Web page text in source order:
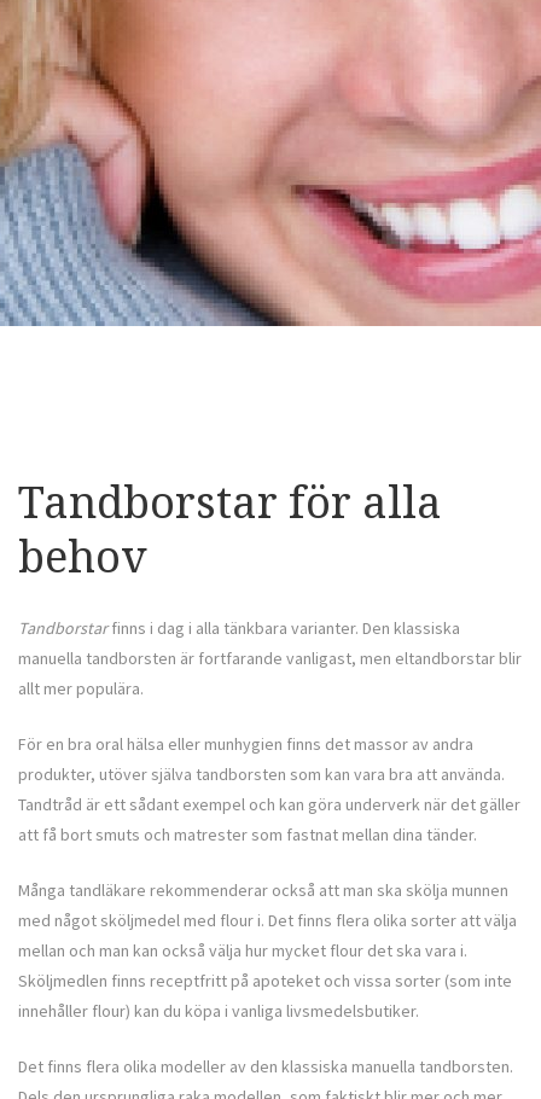
Tandborstar för alla
behov
Tandborstarfinns i dag i alla tänkbara varianter. Den klassiska
manuella tandborsten är fortfarande vanligast, men eltandborstar blir
allt mer populära.
För en bra oral hälsa eller munhygien finns det massor av andra
produkter, utöver själva tandborsten som kan vara bra att använda.
Tandtråd är ett sådant exempel och kan göra underverk när det gäller
att få bort smuts och matrester som fastnat mellan dina tänder.
Många tandläkare rekommenderar också att man ska skölja munnen
med något sköljmedel med flour i. Det finns flera olika sorter att välja
mellan och man kan också välja hur mycket flour det ska vara i.
Sköljmedlen finns receptfritt på apoteket och vissa sorter (som inte
innehåller flour) kan du köpa i vanliga livsmedelsbutiker.
Det finns flera olika modeller av den klassiska manuella tandborsten.